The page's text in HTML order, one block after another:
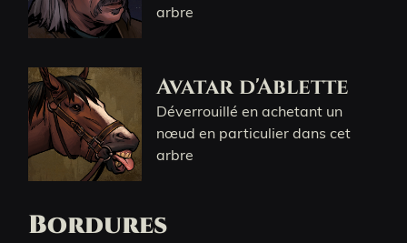
arbre
Avatar d'Ablette
Déverrouillé en achetant un
nœud en particulier dans cet
arbre
Bordures